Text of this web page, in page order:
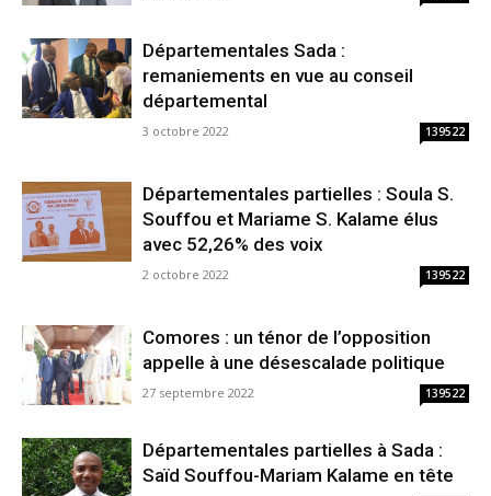
Départementales Sada :
remaniements en vue au conseil
départemental
3 octobre 2022 139522
Départementales partielles : Soula S.
Souffou et Mariame S. Kalame élus
avec 52,26% des voix
2 octobre 2022 139522
Comores : un ténor de l’opposition
appelle à une désescalade politique
27 septembre 2022 139522
Départementales partielles à Sada :
Saïd Souffou-Mariam Kalame en tête